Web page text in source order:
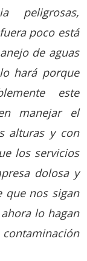
peligrosas,
poco está
de aguas
hará porque
este
manejar el
alturas y con
los servicios
dolosa y
que nos sigan
lo hagan
contaminación